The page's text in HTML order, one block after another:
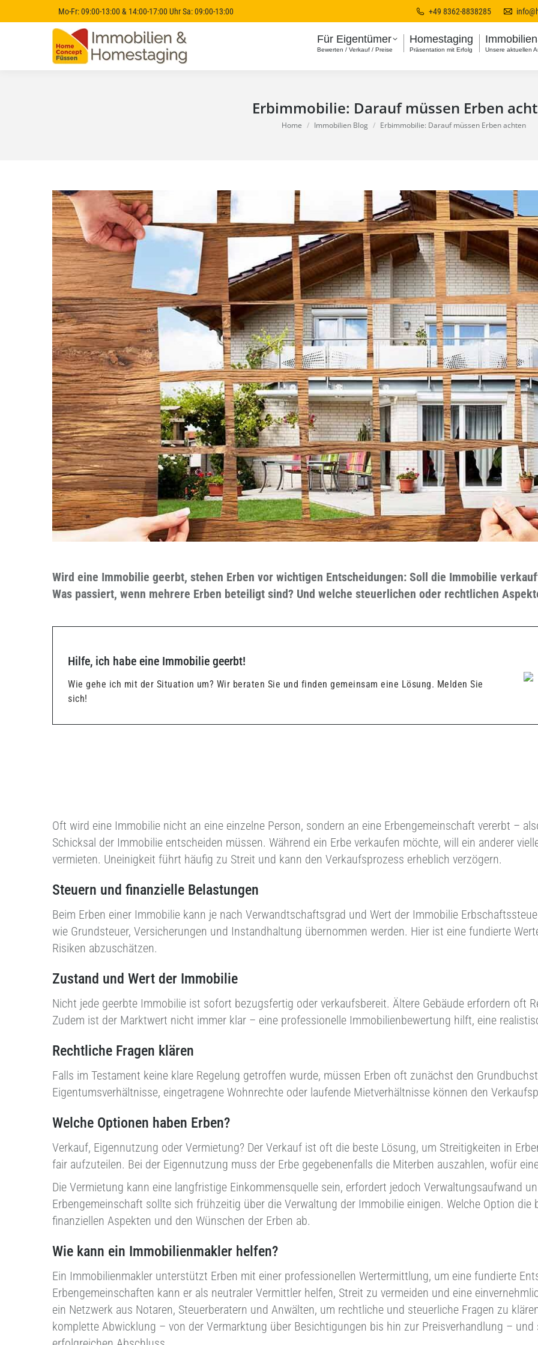
Mo-Fr: 09:00-13:00 & 14:00-17:00 Uhr Sa: 09:00-13:00 +49 8362-8838285
Für Eigentümer
Bewerten / Verkauf / Preise
Homestaging
Präsentation mit Erfolg Unsere aktuellen
Erbimmobilie: Darauf müssen Erben
You are here:
Home Immobilien Blog Erbimmobilie: Darauf müssen Erben achten
Wird eine Immobilie geerbt, stehen Erben vor wichtigen Entscheidungen: Soll die Immobilie
Was passiert, wenn mehrere Erben beteiligt sind? Und welche steuerlichen oder rechtlichen
Hilfe, ich habe eine Immobilie geerbt!
Wie gehe ich mit der Situation um? Wir beraten Sie und finden gemeinsam eine Lösung. Melden Sie
sich!
Oft wird eine Immobilie nicht an eine einzelne Person, sondern an eine Erbengemeinschaft vererbt –
Schicksal der Immobilie entscheiden müssen. Während ein Erbe verkaufen möchte, will ein anderer
vermieten. Uneinigkeit führt häufig zu Streit und kann den Verkaufsprozess erheblich verzögern.
Steuern und finanzielle Belastungen
Beim Erben einer Immobilie kann je nach Verwandtschaftsgrad und Wert der Immobilie
wie Grundsteuer, Versicherungen und Instandhaltung übernommen werden. Hier ist eine fundierte
Risiken abzuschätzen.
Zustand und Wert der Immobilie
Nicht jede geerbte Immobilie ist sofort bezugsfertig oder verkaufsbereit. Ältere Gebäude erfordern oft
Zudem ist der Marktwert nicht immer klar – eine professionelle Immobilienbewertung hilft, eine
Rechtliche Fragen klären
Falls im Testament keine klare Regelung getroffen wurde, müssen Erben oft zunächst den
Eigentumsverhältnisse, eingetragene Wohnrechte oder laufende Mietverhältnisse können den
Welche Optionen haben Erben?
Verkauf, Eigennutzung oder Vermietung? Der Verkauf ist oft die beste Lösung, um Streitigkeiten in
fair aufzuteilen. Bei der Eigennutzung muss der Erbe gegebenenfalls die Miterben auszahlen, wofür
Die Vermietung kann eine langfristige Einkommensquelle sein, erfordert jedoch Verwaltungsaufwand
Erbengemeinschaft sollte sich frühzeitig über die Verwaltung der Immobilie einigen. Welche Option
finanziellen Aspekten und den Wünschen der Erben ab.
Wie kann ein Immobilienmakler helfen?
Ein Immobilienmakler unterstützt Erben mit einer professionellen Wertermittlung, um eine fundierte
Erbengemeinschaften kann er als neutraler Vermittler helfen, Streit zu vermeiden und eine
ein Netzwerk aus Notaren, Steuerberatern und Anwälten, um rechtliche und steuerliche Fragen zu
komplette Abwicklung – von der Vermarktung über Besichtigungen bis hin zur Preisverhandlung –